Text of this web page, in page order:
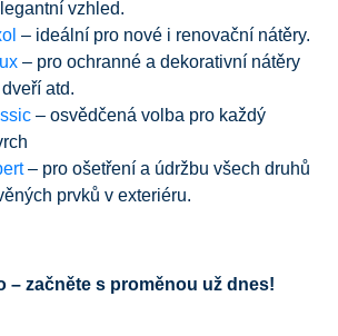
vzhled.
– ideální pro nové i renovační nátěry.
– pro ochranné a dekorativní nátěry
atd.
– osvědčená volba pro každý
– pro ošetření a údržbu všech druhů
prvků v exteriéru.
– začněte s proměnou už dnes!